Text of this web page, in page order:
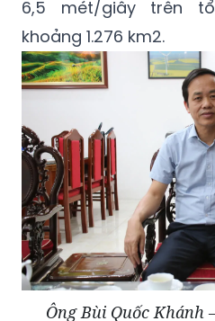
6,5 mét/giây trên
khoảng 1.276 km2.
Ông Bùi Quốc Khánh